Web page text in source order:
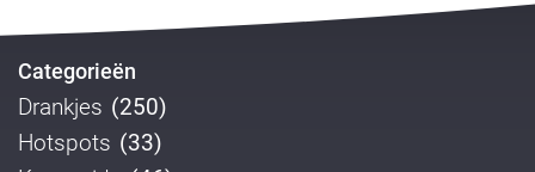
Categorieën
Drankjes (250)
Hotspots (33)